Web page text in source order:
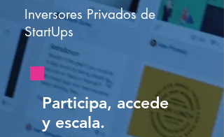
Inversores Privados de
StartUps
Participa, accede
y escala.